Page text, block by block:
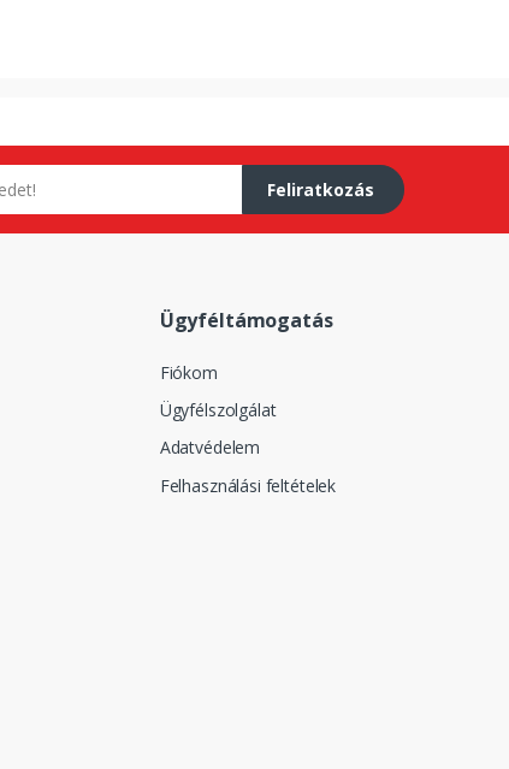
Feliratkozás
Ügyféltámogatás
Fiókom
Ügyfélszolgálat
Adatvédelem
Felhasználási feltételek